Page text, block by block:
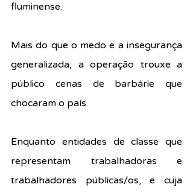
fluminense.
Mais do que o medo e a insegurança
generalizada, a operação trouxe a
público cenas de barbárie que
chocaram o país.
Enquanto entidades de classe que
representam trabalhadoras e
trabalhadores públicas/os, e cuja